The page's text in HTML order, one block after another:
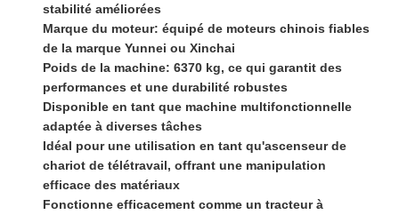
stabilité améliorées
Marque du moteur: équipé de moteurs chinois fiables
de la marque Yunnei ou Xinchai
Poids de la machine: 6370 kg, ce qui garantit des
performances et une durabilité robustes
Disponible en tant que machine multifonctionnelle
adaptée à diverses tâches
Idéal pour une utilisation en tant qu'ascenseur de
chariot de télétravail, offrant une manipulation
efficace des matériaux
Fonctionne efficacement comme un tracteur à